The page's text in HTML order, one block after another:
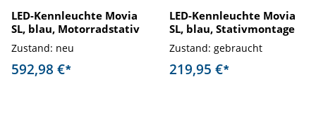
LED-Kennleuchte Movia
SL, blau, Motorradstativ
Zustand: neu
592,98 €*
LED-Kennleuchte Movia
SL, blau, Stativmontage
Zustand: gebraucht
219,95 €*